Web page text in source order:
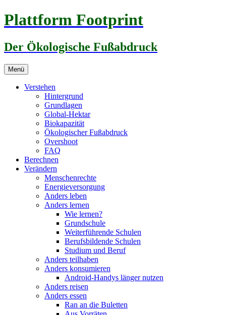
Zum
Inhalt
Plattform Footprint
Der Ökologische Fußabdruck
Menü
Verstehen
Hintergrund
Grundlagen
Global-Hektar
Biokapazität
Ökologischer Fußabdruck
Overshoot
FAQ
Berechnen
Verändern
Menschenrechte
Energieversorgung
Anders leben
Anders lernen
Wie lernen?
Grundschule
Weiterführende Schulen
Berufsbildende Schulen
Studium und Beruf
Anders teilhaben
Anders konsumieren
Android-Handys länger nutzen
Anders reisen
Anders essen
Ran an die Buletten